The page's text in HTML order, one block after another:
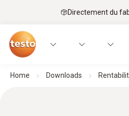
Directement du
Home Downloads